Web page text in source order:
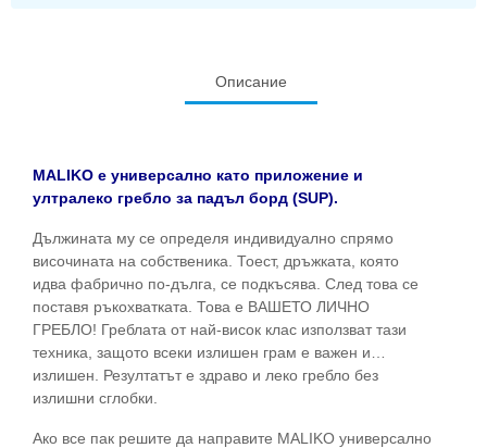
Описание
MALIKO е универсално като приложение и
ултралеко гребло за падъл борд (SUP).
Дължината му се определя индивидуално спрямо
височината на собственика. Тоест, дръжката, която
идва фабрично по-дълга, се подкъсява. След това се
поставя ръкохватката. Това е ВАШЕТО ЛИЧНО
ГРЕБЛО! Греблата от най-висок клас използват тази
техника, защото всеки излишен грам е важен и…
излишен. Резултатът е здраво и леко гребло без
излишни сглобки.
Ако все пак решите да направите MALIKO универсално